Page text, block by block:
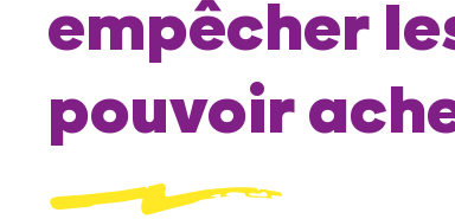
empêcher
pouvoir